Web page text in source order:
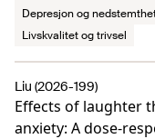
Depresjon og
Livskvalitet og trivsel
Effects of laughter
anxiety: A dose-
Liu (2026-199)